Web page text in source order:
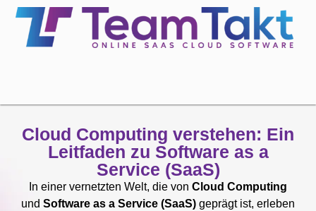
Cloud Computing verstehen: Ein
Leitfaden zu Software as a
Service (SaaS)
In einer vernetzten Welt, die von Cloud Computing
und Software as a Service (SaaS) geprägt ist, erleben